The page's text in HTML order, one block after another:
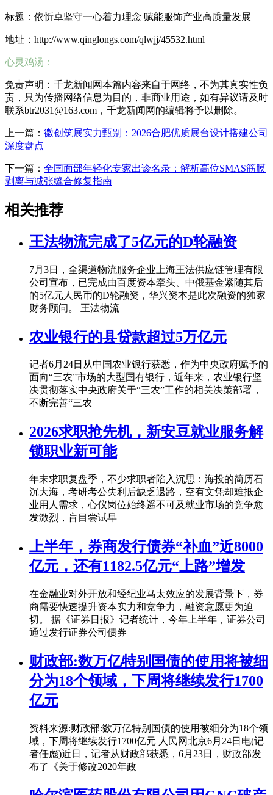
标题：依忻卓坚守一心着力理念 赋能服饰产业高质量发展
地址：http://www.qinglongs.com/qlwjj/45532.html
心灵鸡汤：
免责声明：千龙新闻网本篇内容来自于网络，不为其真实性负
责，只为传播网络信息为目的，非商业用途，如有异议请及时
联系btr2031@163.com，千龙新闻网的编辑将予以删除。
上一篇： 徽创筑展实力甄别：2026合肥优质展台设计搭建公司
深度盘点
下一篇： 全国面部年轻化专家出诊名录：解析高位SMAS筋膜
剥离与减张缝合修复指南
相关推荐
王法物流完成了5亿元的D轮融资
7月3日，全渠道物流服务企业上海王法供应链管理有限
公司宣布，已完成由百度资本牵头、中俄基金紧随其后
的5亿元人民币的D轮融资，华兴资本是此次融资的独家
财务顾问。 王法物流
农业银行的县贷款超过5万亿元
记者6月24日从中国农业银行获悉，作为中央政府赋予的
面向“三农”市场的大型国有银行，近年来，农业银行坚
决贯彻落实中央政府关于“三农”工作的相关决策部署，
不断完善“三农
2026求职抢先机，新安豆就业服务解
锁职业新可能
年末求职复盘季，不少求职者陷入沉思：海投的简历石
沉大海，考研考公失利后缺乏退路，空有文凭却难抵企
业用人需求，心仪岗位始终遥不可及就业市场的竞争愈
发激烈，盲目尝试早
上半年，券商发行债券“补血”近8000
亿元，还有1182.5亿元“上路”增发
在金融业对外开放和经纪业马太效应的发展背景下，券
商需要快速提升资本实力和竞争力，融资意愿更为迫
切。 据《证券日报》记者统计，今年上半年，证券公司
通过发行证券公司债券
财政部:数万亿特别国债的使用将被细
分为18个领域，下周将继续发行1700
亿元
资料来源:财政部:数万亿特别国债的使用被细分为18个领
域，下周将继续发行1700亿元 人民网北京6月24日电(记
者任彪)近日，记者从财政部获悉，6月23日，财政部发
布了《关于修改2020年政